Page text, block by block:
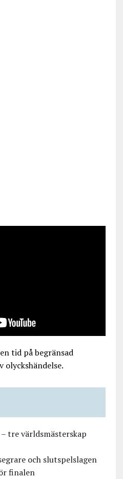
tid på begränsad
olyckshändelse.
tre världsmästerskap
och slutspelslagen
finalen